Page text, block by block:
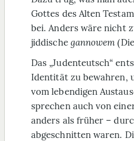
Gottes des Alten
bei. Anders wäre nicht
jiddische gannowem
Das „Judenteutsch“
Identität zu bewahren,
vom lebendigen
sprechen auch von
anders als früher –
abgeschnitten waren.